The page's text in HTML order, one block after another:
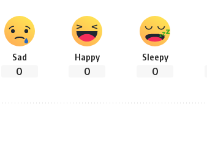
Sad
0
Happy
0
Sleepy
0